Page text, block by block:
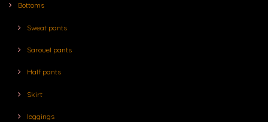
Bottoms
Sweat pants
Sarouel pants
Half pants
Skirt
leggings